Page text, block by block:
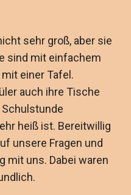
sehr groß, aber sie
sind mit einfachem
einer Tafel.
auch ihre Tische
heiß ist. Bereitwillig
unsere Fragen und
mit uns. Dabei waren